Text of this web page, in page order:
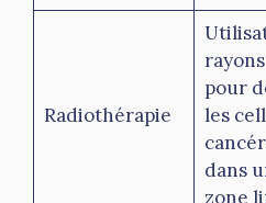
Radiothérapie
pour
les
dans
zone